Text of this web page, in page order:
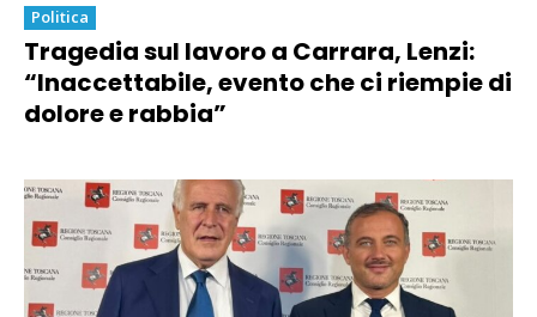
Politica
Tragedia sul lavoro a Carrara, Lenzi:
“Inaccettabile, evento che ci riempie di
dolore e rabbia”